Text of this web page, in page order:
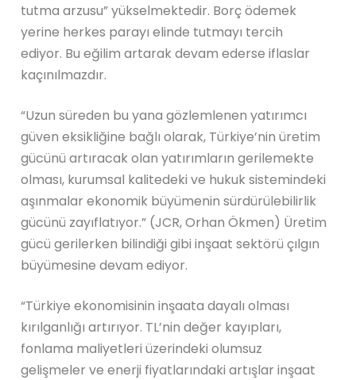
tutma arzusu” yükselmektedir. Borç ödemek
yerine herkes parayı elinde tutmayı tercih
ediyor. Bu eğilim artarak devam ederse iflaslar
kaçınılmazdır.
“Uzun süreden bu yana gözlemlenen yatırımcı
güven eksikliğine bağlı olarak, Türkiye’nin üretim
gücünü artıracak olan yatırımların gerilemekte
olması, kurumsal kalitedeki ve hukuk sistemindeki
aşınmalar ekonomik büyümenin sürdürülebilirlik
gücünü zayıflatıyor.” (JCR, Orhan Ökmen) Üretim
gücü gerilerken bilindiği gibi inşaat sektörü çılgın
büyümesine devam ediyor.
“Türkiye ekonomisinin inşaata dayalı olması
kırılganlığı artırıyor. TL’nin değer kayıpları,
fonlama maliyetleri üzerindeki olumsuz
gelişmeler ve enerji fiyatlarındaki artışlar inşaat